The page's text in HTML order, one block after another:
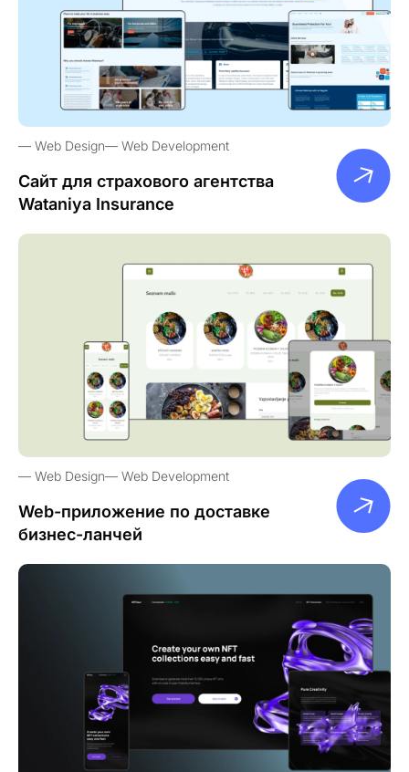
Web Design Web Development
Сайт для страхового агентства
Wataniya Insurance
Web Design Web Development
Web-приложение по доставке
бизнес-ланчей